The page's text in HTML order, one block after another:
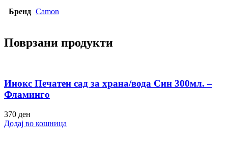
Бренд Camon
Поврзани продукти
Инокс Печатен сад за храна/вода Син 300мл. –
Фламинго
370 ден
Додај во кошница